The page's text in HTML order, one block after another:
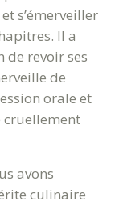
s’émerveiller
Il a
de revoir ses
de
orale et
cruellement
avons
culinaire